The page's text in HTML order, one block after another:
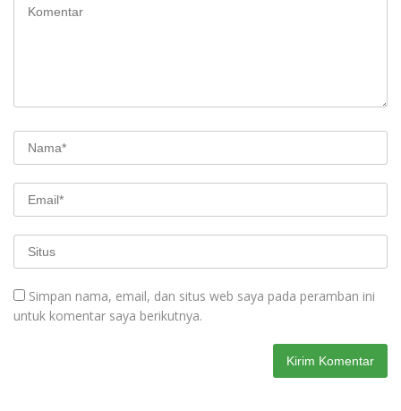
Simpan nama, email, dan situs web saya pada peramban ini
untuk komentar saya berikutnya.